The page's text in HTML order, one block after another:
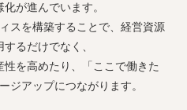
が進んでいます。
スを構築することで、経営資源
るだけでなく、
を高めたり、「ここで働きた
ジアップにつながります。